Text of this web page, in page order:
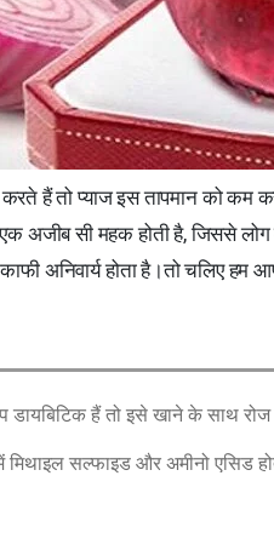
हैं तो प्याज इस तापमान को कम
अजीब सी महक होती है, जिससे
अनिवार्य होता है।तो चलिए हम
डायबिटिक हैं तो इसे खाने के साथ
सल्फाइड और अमीनो एसिड